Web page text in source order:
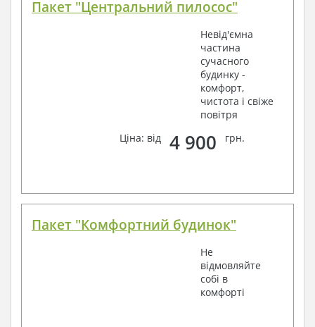
Пакет "Центральний пилосос"
Невід'ємна
частина
сучасного
будинку -
комфорт,
чистота і свіже
повітря
Ціна: від
4 900 грн.
Пакет "Комфортний будинок"
Не
відмовляйте
собі в
комфорті